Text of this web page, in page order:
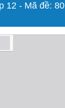
- Mã đề: